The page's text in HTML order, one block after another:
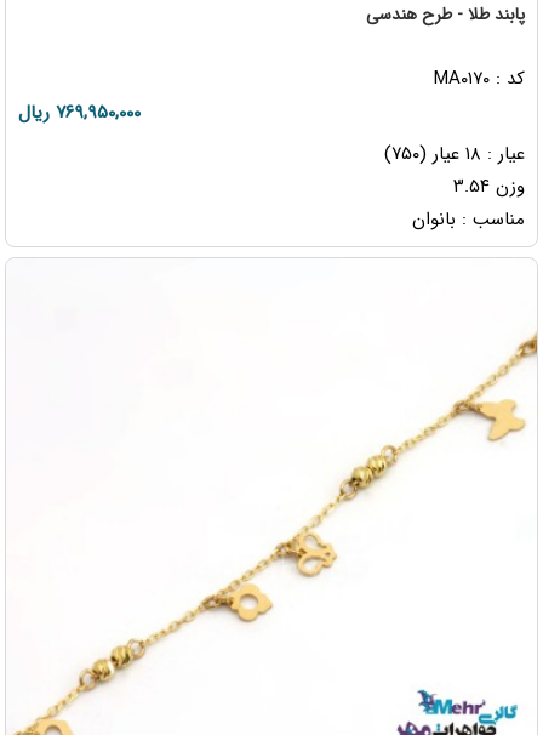
پابند طلا - طرح هندسی
کد : MA۰۱۷۰
۷۶۹,۹۵۰,۰۰۰ ریال
عیار : ۱۸ عیار (۷۵۰)
وزن ۳.۵۴
مناسب : بانوان